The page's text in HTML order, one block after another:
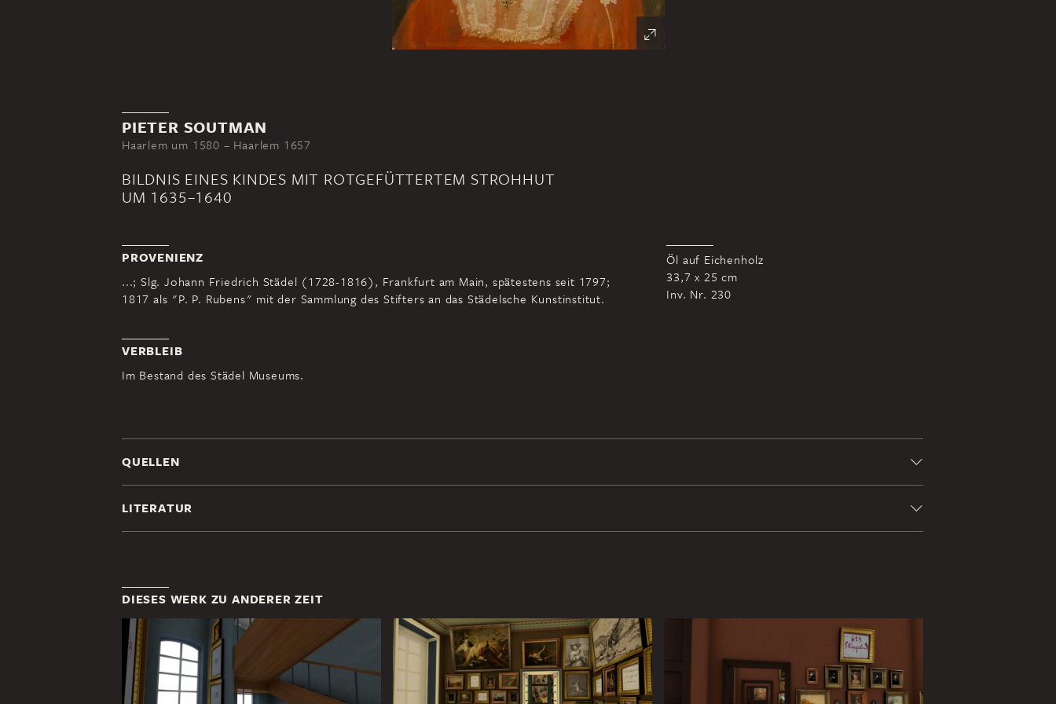
PIETER SOUTMAN
Haarlem um 1580 – Haarlem 1657
BILDNIS EINES KINDES MIT ROTGEFÜTTERTEM STROHHUT
UM 1635–1640
PROVENIENZ
...; Slg. Johann Friedrich Städel (1728-1816), Frankfurt am Main, spätestens seit 1797;
1817 als "P. P. Rubens" mit der Sammlung des Stifters an das Städelsche Kunstinstitut.
Öl auf Eichenholz
33,7 x 25 cm
Inv. Nr. 230
VERBLEIB
Im Bestand des Städel Museums.
QUELLEN
LITERATUR
DIESES WERK ZU ANDERER ZEIT